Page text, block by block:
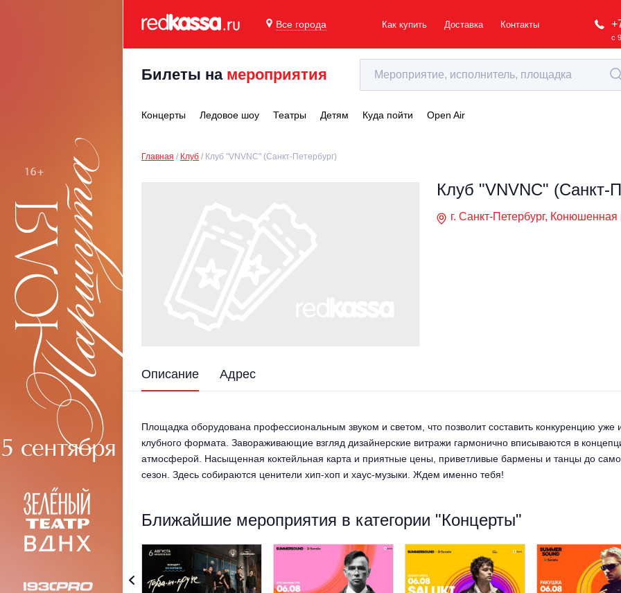
Все города Как купить Доставка Контакты
с
Билеты на мероприятия
Концерты Ледовое шоу Театры Детям Куда пойти Open Air
Главная Клуб Клуб "VNVNC" (Санкт-Петербург)
Клуб "VNVNC" (Санкт-
г. Санкт-Петербург,
Описание Адрес
Площадка оборудована профессиональным звуком и светом, что позволит составить конкуренцию
клубного формата. Завораживающие взгляд дизайнерские витражи гармонично вписываются в
атмосферой. Насыщенная коктейльная карта и приятные цены, приветливые бармены и танцы до
сезон. Здесь собираются ценители хип-хоп и хаус-музыки. Ждем именно тебя!
Ближайшие мероприятия в категории "Концерты"